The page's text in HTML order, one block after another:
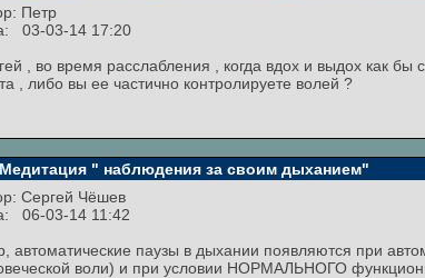
Петр
03-03-14 17:20
, во время расслабления , когда вдох и выдох как
, либо вы ее частично контролируете волей ?
" наблюдения за своим дыханием"
Сергей Чёшев
06-03-14 11:42
автоматические паузы в дыхании появляются при
воли) и при условии НОРМАЛЬНОГО